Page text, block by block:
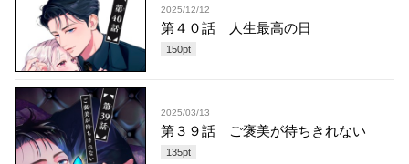
2025/12/12
第４０話 人生最高の日
150pt
2025/03/13
第３９話 ご褒美が待ちきれない
135pt